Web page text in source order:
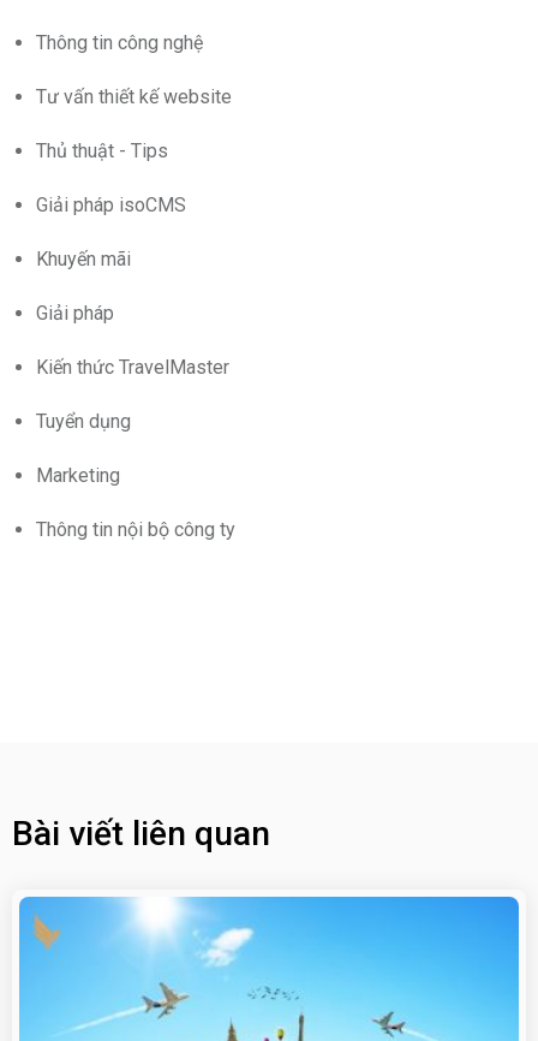
Thông tin công nghệ
Tư vấn thiết kế website
Thủ thuật - Tips
Giải pháp isoCMS
Khuyến mãi
Giải pháp
Kiến thức TravelMaster
Tuyển dụng
Marketing
Thông tin nội bộ công ty
Bài viết liên quan